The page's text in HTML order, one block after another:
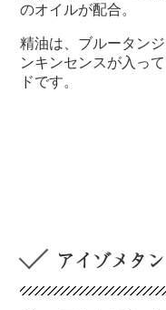
のオイルが配合。
精油は、ブルータン
ンキンセンスが入っ
ドです。
アイゾメタ